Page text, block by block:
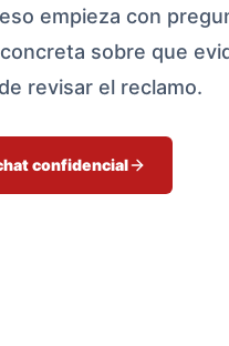
empieza con
sobre que
revisar el reclamo.
confidencial